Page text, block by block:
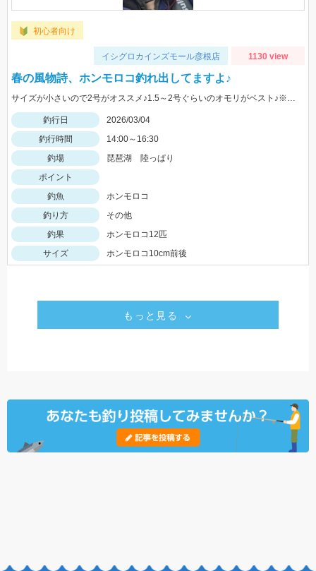
初心者向け
イシグロカインズモール彦根店 1130 view
春の風物詩、ホンモロコ釣れ出してますよ♪
サイズが小さいので2号がオススメ♪1.5～2号ぐらいのオモリがベスト♪※駐車スペースなどご注意下さい
釣行日
2026/03/04
釣行時間
14:00～16:30
釣場
琵琶湖 陸っぱり
ポイント
釣魚
ホンモロコ
釣り方
その他
釣果
ホンモロコ12匹
サイズ
ホンモロコ10cm前後
もっと見る